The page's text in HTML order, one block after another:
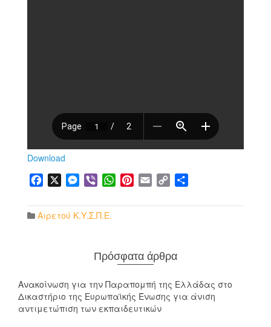
Download
Facebook Messenger
Viber WhatsApp
Pinterest
Email Copy
Αιρετού Κ.Υ.Σ.Π.Ε.
Πρόσφατα άρθρα
Ανακοίνωση για την Παραπομπή της Ελλάδας στο
Δικαστήριο της Ευρωπαϊκής Ένωσης για άνιση
αντιμετώπιση των εκπαιδευτικών